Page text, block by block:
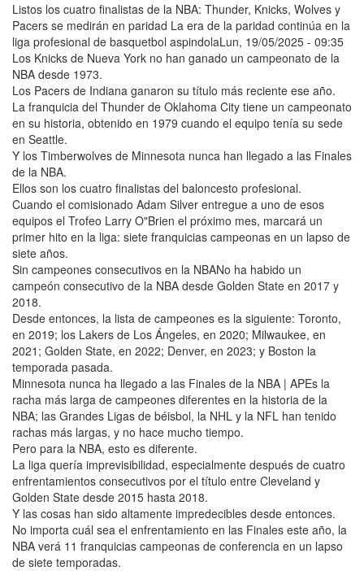
Listos los cuatro finalistas de la NBA: Thunder, Knicks, Wolves y
Pacers se medirán en paridad La era de la paridad continúa en la
liga profesional de basquetbol aspindolaLun, 19/05/2025 - 09:35
Los Knicks de Nueva York no han ganado un campeonato de la
NBA desde 1973.
Los Pacers de Indiana ganaron su título más reciente ese año.
La franquicia del Thunder de Oklahoma City tiene un campeonato
en su historia, obtenido en 1979 cuando el equipo tenía su sede
en Seattle.
Y los Timberwolves de Minnesota nunca han llegado a las Finales
de la NBA.
Ellos son los cuatro finalistas del baloncesto profesional.
Cuando el comisionado Adam Silver entregue a uno de esos
equipos el Trofeo Larry O"Brien el próximo mes, marcará un
primer hito en la liga: siete franquicias campeonas en un lapso de
siete años.
Sin campeones consecutivos en la NBANo ha habido un
campeón consecutivo de la NBA desde Golden State en 2017 y
2018.
Desde entonces, la lista de campeones es la siguiente: Toronto,
en 2019; los Lakers de Los Ángeles, en 2020; Milwaukee, en
2021; Golden State, en 2022; Denver, en 2023; y Boston la
temporada pasada.
Minnesota nunca ha llegado a las Finales de la NBA | APEs la
racha más larga de campeones diferentes en la historia de la
NBA; las Grandes Ligas de béisbol, la NHL y la NFL han tenido
rachas más largas, y no hace mucho tiempo.
Pero para la NBA, esto es diferente.
La liga quería imprevisibilidad, especialmente después de cuatro
enfrentamientos consecutivos por el título entre Cleveland y
Golden State desde 2015 hasta 2018.
Y las cosas han sido altamente impredecibles desde entonces.
No importa cuál sea el enfrentamiento en las Finales este año, la
NBA verá 11 franquicias campeonas de conferencia en un lapso
de siete temporadas.